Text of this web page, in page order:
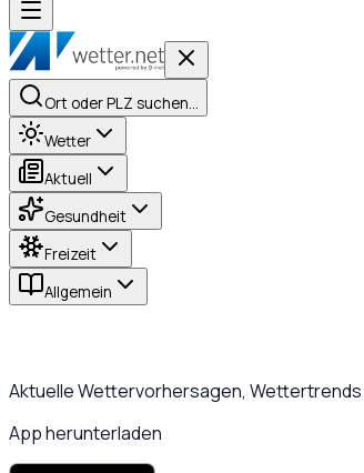
Ort oder PLZ suchen…
Wetter
Aktuell
Gesundheit
Freizeit
Allgemein
Aktuelle Wettervorhersagen,
App herunterladen